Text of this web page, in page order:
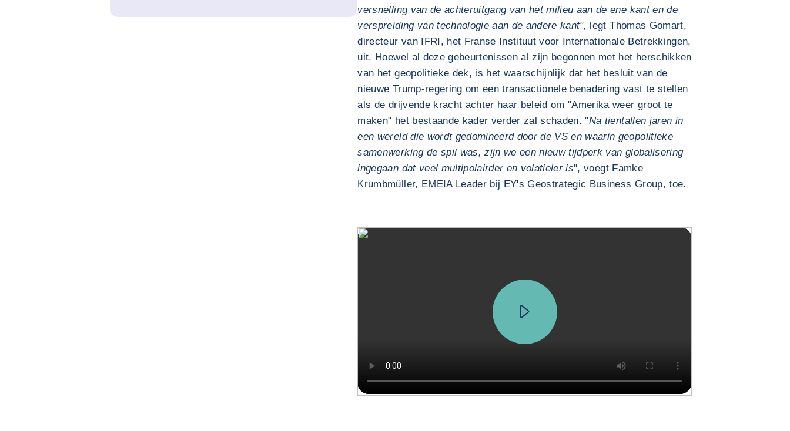
versnelling van de achteruitgang van het milieu aan de ene kant en de
verspreiding van technologie aan de andere kant", legt Thomas Gomart,
directeur van IFRI, het Franse Instituut voor Internationale Betrekkingen,
uit. Hoewel al deze gebeurtenissen al zijn begonnen met het herschikken
van het geopolitieke dek, is het waarschijnlijk dat het besluit van de
nieuwe Trump-regering om een transactionele benadering vast te stellen
als de drijvende kracht achter haar beleid om "Amerika weer groot te
maken" het bestaande kader verder zal schaden. "Na tientallen jaren in
een wereld die wordt gedomineerd door de VS en waarin geopolitieke
samenwerking de spil was, zijn we een nieuw tijdperk van globalisering
ingegaan dat veel multipolairder en volatieler is", voegt Famke
Krumbmüller, EMEIA Leader bij EY's Geostrategic Business Group, toe.